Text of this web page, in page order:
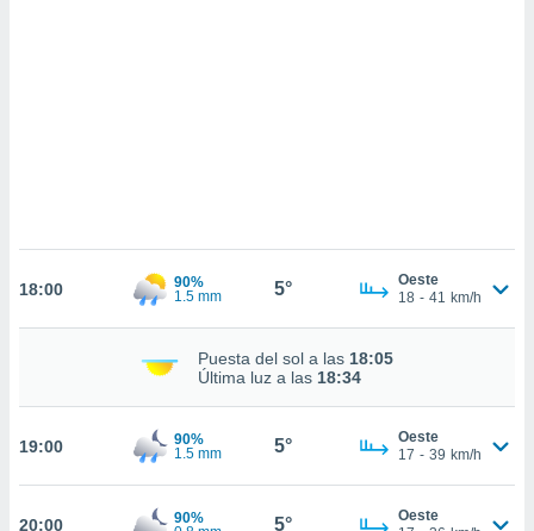
de
En
18:00
90%
1.5 mm
5°
Oeste
18 - 41 km/h
Puesta del sol a las 18:05
Última luz a las 18:34
19:00
90%
1.5 mm
5°
Oeste
17 - 39 km/h
20:00
90%
5°
Oeste